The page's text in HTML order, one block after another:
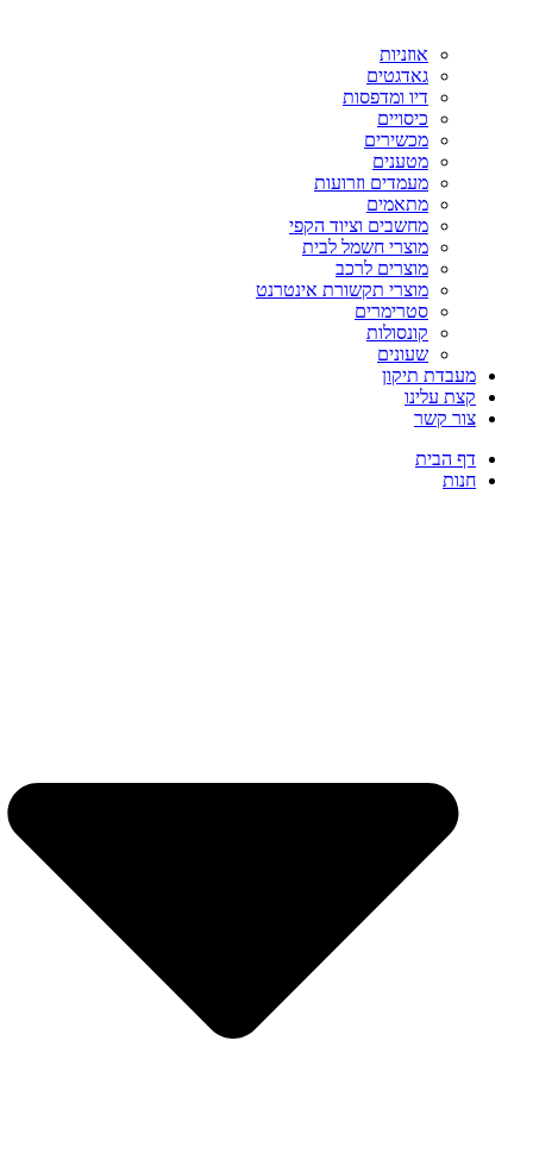
אוזניות
גאדגטים
דיו ומדפסות
כיסויים
מכשירים
מטענים
מעמדים וזרועות
מתאמים
מחשבים וציוד הקפי
מוצרי חשמל לבית
מוצרים לרכב
מוצרי תקשורת אינטרנט
סטרימרים
קונסולות
שעונים
מעבדת תיקון
קצת עלינו
צור קשר
דף הבית
חנות